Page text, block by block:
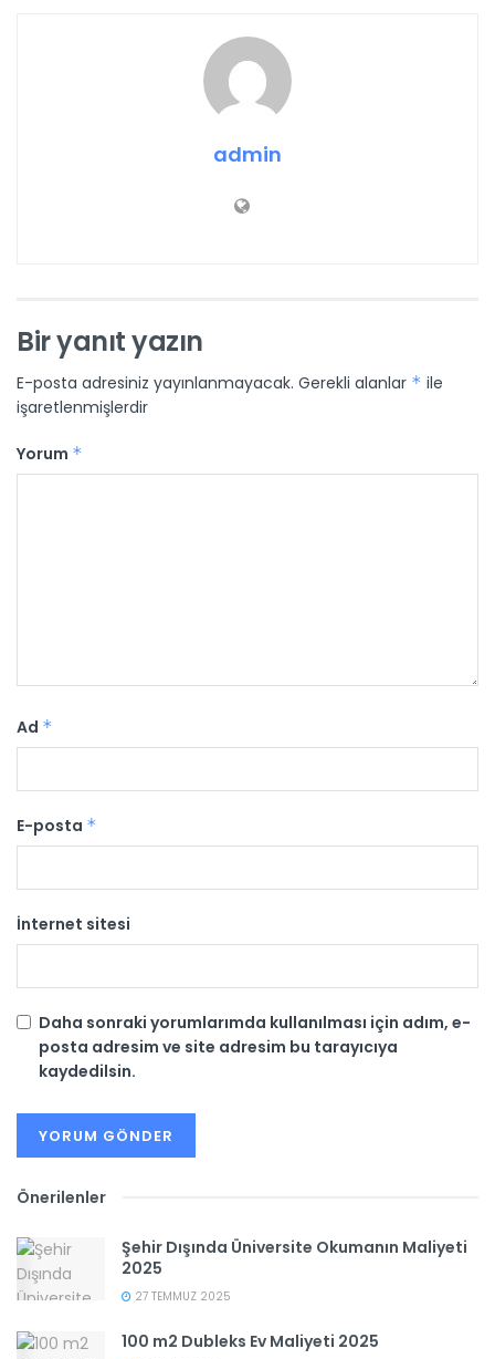
admin
Bir yanıt yazın
E-posta adresiniz yayınlanmayacak. Gerekli alanlar * ile
işaretlenmişlerdir
Yorum *
Ad *
E-posta *
İnternet sitesi
Daha sonraki yorumlarımda kullanılması için adım, e-
posta adresim ve site adresim bu tarayıcıya
kaydedilsin.
Önerilenler
Şehir Dışında Üniversite Okumanın Maliyeti
2025
27 TEMMUZ 2025
100 m2 Dubleks Ev Maliyeti 2025